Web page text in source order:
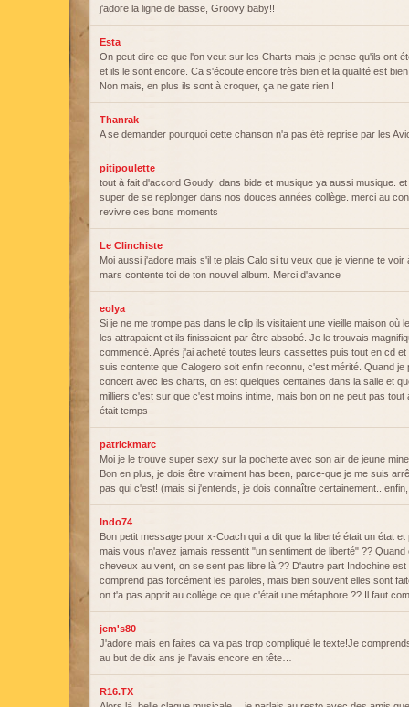
j'adore la ligne de basse, Groovy baby!!
Esta
On peut dire ce que l'on veut sur les Charts mais je pense qu'ils ont
et ils le sont encore. Ca s'écoute encore très bien et la qualité est
Non mais, en plus ils sont à croquer, ça ne gate rien !
Thanrak
A se demander pourquoi cette chanson n'a pas été reprise par les
pitipoulette
tout à fait d'accord Goudy! dans bide et musique ya aussi musique.
super de se replonger dans nos douces années collège. merci au
revivre ces bons moments
Le Clinchiste
Moi aussi j'adore mais s'il te plais Calo si tu veux que je vienne te voir
mars contente toi de ton nouvel album. Merci d'avance
eolya
Si je ne me trompe pas dans le clip ils visitaient une vieille maison où
les attrapaient et ils finissaient par être absobé. Je le trouvais
commencé. Après j'ai acheté toutes leurs cassettes puis tout en cd
suis contente que Calogero soit enfin reconnu, c'est mérité. Quand
concert avec les charts, on est quelques centaines dans la salle et
milliers c'est sur que c'est moins intime, mais bon on ne peut pas
était temps
patrickmarc
Moi je le trouve super sexy sur la pochette avec son air de jeune
Bon en plus, je dois être vraiment has been, parce-que je me suis
pas qui c'est! (mais si j'entends, je dois connaître certainement..
Indo74
Bon petit message pour x-Coach qui a dit que la liberté était un état
mais vous n'avez jamais ressentit "un sentiment de liberté" ??
cheveux au vent, on se sent pas libre là ?? D'autre part Indochine
comprend pas forcément les paroles, mais bien souvent elles sont
on t'a pas apprit au collège ce que c'était une métaphore ?? Il faut
jem's80
J'adore mais en faites ca va pas trop compliqué le texte!Je
au but de dix ans je l'avais encore en tête…
R16.TX